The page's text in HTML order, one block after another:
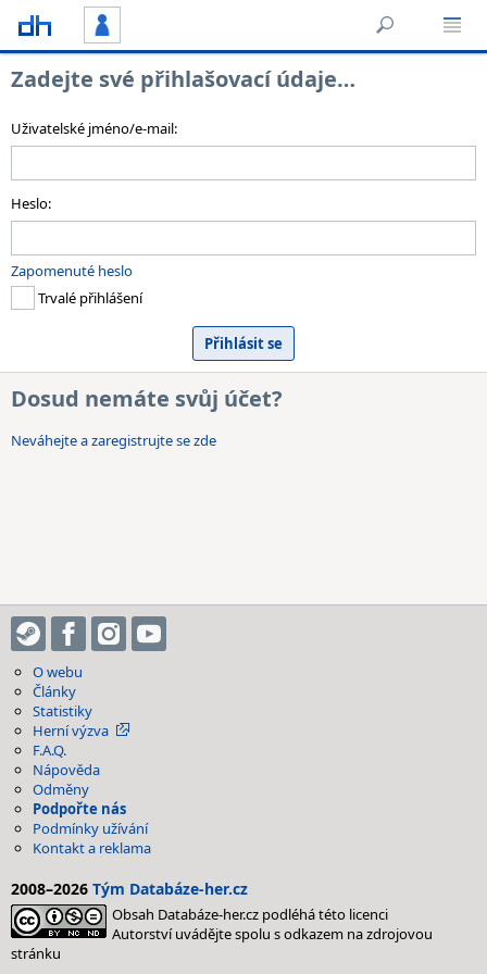
Zadejte své přihlašovací údaje…
Uživatelské jméno/e-mail:
Heslo:
Zapomenuté heslo
Trvalé přihlášení
Dosud nemáte svůj účet?
Neváhejte a zaregistrujte se zde
O webu
Články
Statistiky
Herní výzva
F.A.Q.
Nápověda
Odměny
Podpořte nás
Podmínky užívání
Kontakt a reklama
2008–2026 Tým Databáze-her.cz
Obsah Databáze-her.cz podléhá této licenci
Autorství uvádějte spolu s odkazem na zdrojovou
stránku